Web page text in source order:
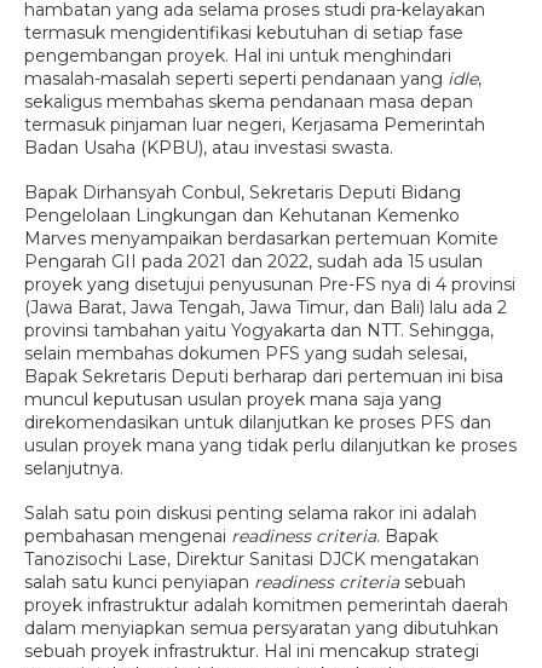
hambatan yang ada selama proses studi pra-kelayakan
termasuk mengidentifikasi kebutuhan di setiap fase
pengembangan proyek. Hal ini untuk menghindari
masalah-masalah seperti seperti pendanaan yang idle,
sekaligus membahas skema pendanaan masa depan
termasuk pinjaman luar negeri, Kerjasama Pemerintah
Badan Usaha (KPBU), atau investasi swasta.
Bapak Dirhansyah Conbul, Sekretaris Deputi Bidang
Pengelolaan Lingkungan dan Kehutanan Kemenko
Marves menyampaikan berdasarkan pertemuan Komite
Pengarah GII pada 2021 dan 2022, sudah ada 15 usulan
proyek yang disetujui penyusunan Pre-FS nya di 4 provinsi
(Jawa Barat, Jawa Tengah, Jawa Timur, dan Bali) lalu ada 2
provinsi tambahan yaitu Yogyakarta dan NTT. Sehingga,
selain membahas dokumen PFS yang sudah selesai,
Bapak Sekretaris Deputi berharap dari pertemuan ini bisa
muncul keputusan usulan proyek mana saja yang
direkomendasikan untuk dilanjutkan ke proses PFS dan
usulan proyek mana yang tidak perlu dilanjutkan ke proses
selanjutnya.
Salah satu poin diskusi penting selama rakor ini adalah
pembahasan mengenai readiness criteria. Bapak
Tanozisochi Lase, Direktur Sanitasi DJCK mengatakan
salah satu kunci penyiapan readiness criteriasebuah
proyek infrastruktur adalah komitmen pemerintah daerah
dalam menyiapkan semua persyaratan yang dibutuhkan
sebuah proyek infrastruktur. Hal ini mencakup strategi